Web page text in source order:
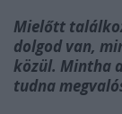
Mielőtt
dolgod van,
közül. Mintha
tudna